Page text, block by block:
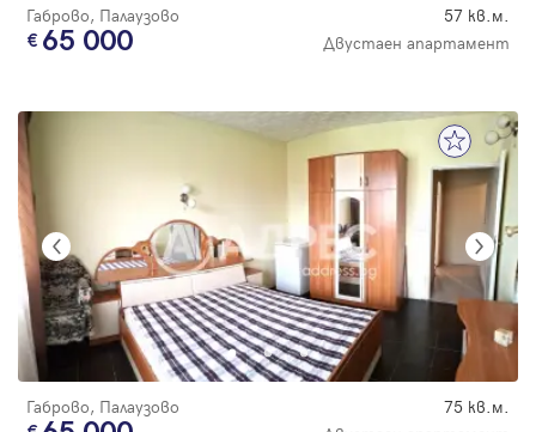
Габрово, Палаузово 57 кв.м.
65 000 Двустаен апартамент
Габрово, Палаузово 75 кв.м.